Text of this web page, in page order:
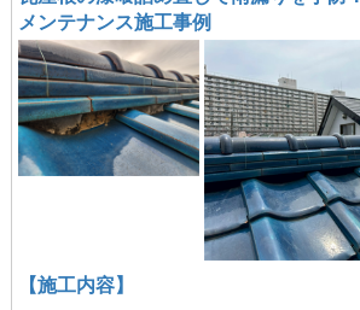
メンテナンス施工事例
【施工内容】